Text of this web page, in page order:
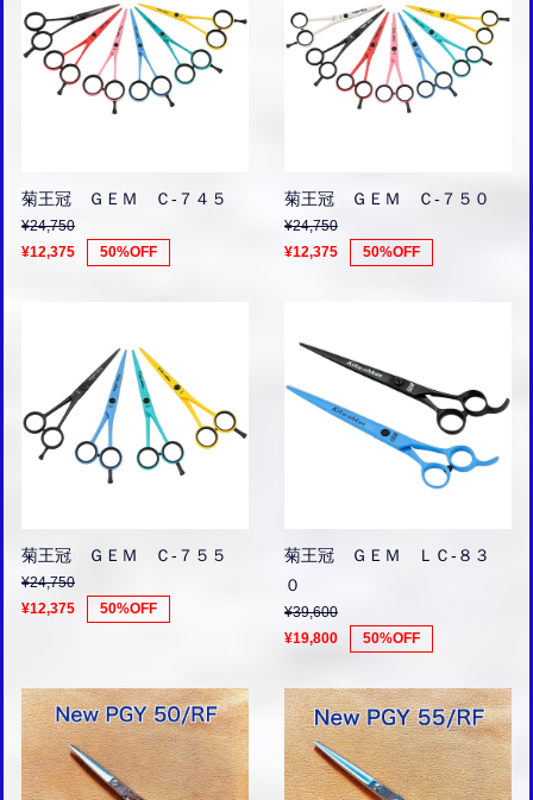
菊王冠 ＧＥＭ Ｃ-７４５
¥24,750
¥12,375
50%OFF
菊王冠 ＧＥＭ Ｃ-７５０
¥24,750
¥12,375
50%OFF
菊王冠 ＧＥＭ Ｃ-７５５
¥24,750
¥12,375
50%OFF
菊王冠 ＧＥＭ ＬＣ-８３
０
¥39,600
¥19,800
50%OFF